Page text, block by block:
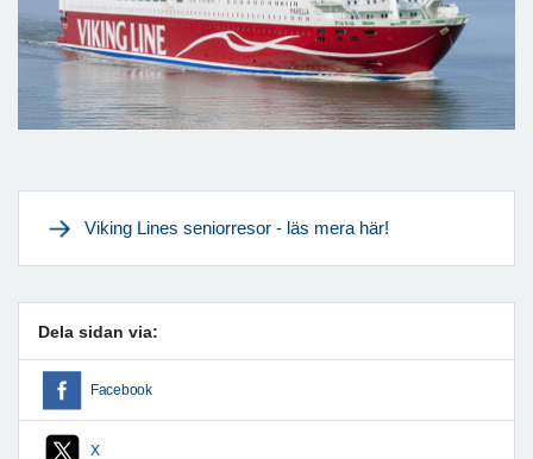
Viking Lines seniorresor - läs mera här!
Dela sidan via:
Facebook
X